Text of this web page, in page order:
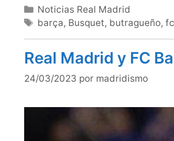
Categorías
Noticias Real Madrid
Etiquetas
barça, Busquet, butragueño,
Real Madrid y FC
24/03/2023 por madridismo